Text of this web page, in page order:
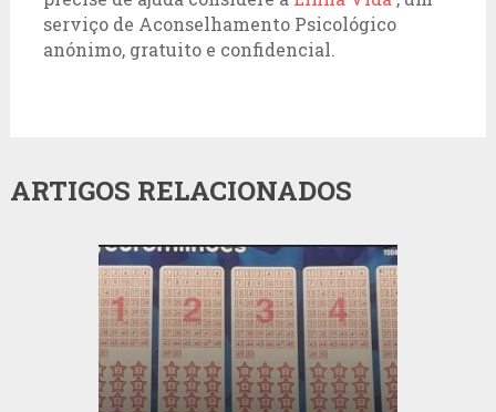
serviço de Aconselhamento Psicológico
anónimo, gratuito e confidencial.
ARTIGOS RELACIONADOS